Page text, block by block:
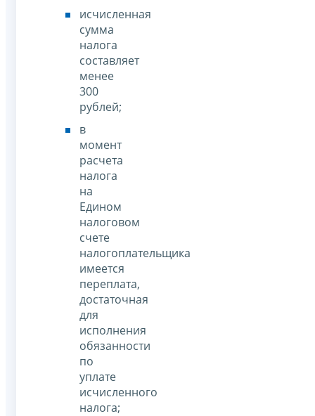
исчисленная
сумма
налога
составляет
менее
300
рублей;
в
момент
расчета
налога
на
Едином
налоговом
счете
налогоплательщика
имеется
переплата,
достаточная
для
исполнения
обязанности
по
уплате
исчисленного
налога;